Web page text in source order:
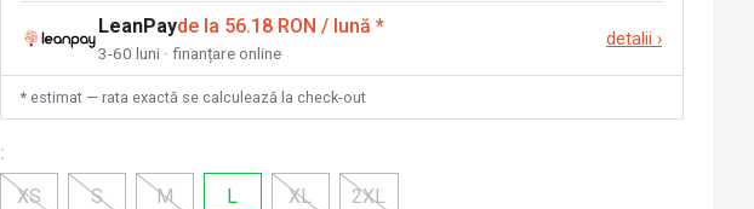
LeanPayde la 56.18 RON / lună *
3-60 luni · finanțare online
detalii ›
* estimat — rata exactă se calculează la check-out
:
XS
S M L XL 2XL